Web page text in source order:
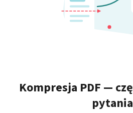
Kompresja PDF —
pytania